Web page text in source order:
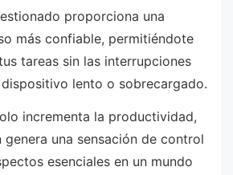
proporciona una
más confiable, permitiéndote
tareas sin las interrupciones
lento o sobrecargado.
incrementa la productividad,
genera una sensación de control
esenciales en un mundo